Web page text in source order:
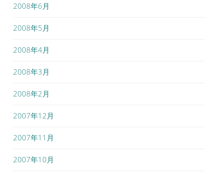
2008年6月
2008年5月
2008年4月
2008年3月
2008年2月
2007年12月
2007年11月
2007年10月